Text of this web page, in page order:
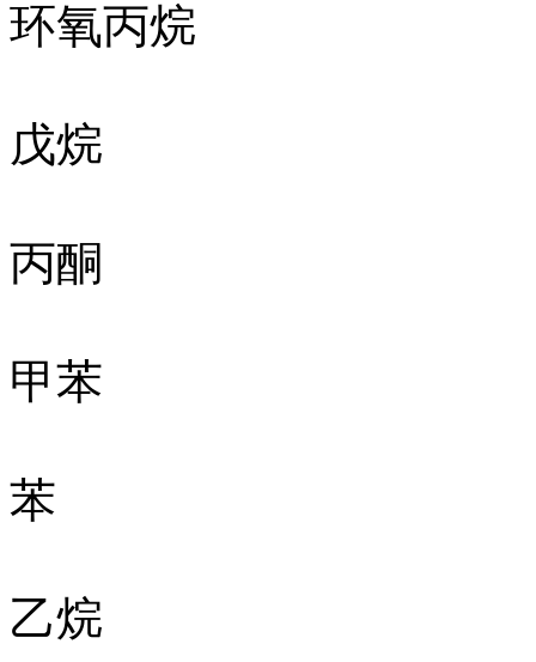
环氧丙烷
戊烷
丙酮
甲苯
苯
乙烷